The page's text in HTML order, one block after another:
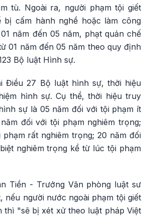
tù. Ngoài ra, người phạm tội giết
bị cấm hành nghề hoặc làm công
năm đến 05 năm, phạt quản chế
01 năm đến 05 năm theo quy định
Bộ luật Hình sự.
Điều 27 Bộ luật hình sự, thời hiệu
hình sự. Cụ thể, thời hiệu truy
sự là 05 năm đối với tội phạm ít
đối với tội phạm nghiêm trọng;
phạm rất nghiêm trọng; 20 năm đối
nghiêm trọng kể từ lúc tội phạm
Tiền - Trưởng Văn phòng luật sư
nếu người nước ngoài phạm tội giết
thì "sẽ bị xét xử theo luật pháp Việt